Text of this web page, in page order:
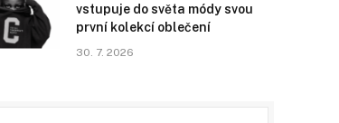
vstupuje do světa módy svou
první kolekcí oblečení
30. 7. 2026